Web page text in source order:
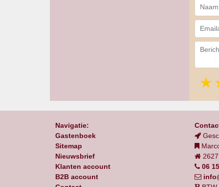
Navigatie:
Gastenboek
Sitemap
Nieuwsbrief
Klanten account
B2B account
06